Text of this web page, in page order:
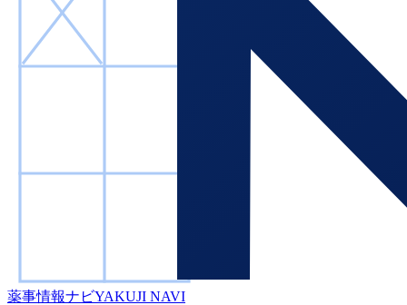
薬事情報ナビYAKUJI NAVI